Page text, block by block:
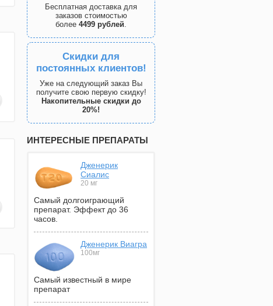
Бесплатная доставка для
заказов стоимостью
более 4499 рублей.
Скидки для
постоянных клиентов!
Уже на следующий заказ Вы
получите свою первую скидку!
Накопительные скидки до
20%!
ИНТЕРЕСНЫЕ ПРЕПАРАТЫ
Дженерик
Сиалис
20 мг
Самый долгоиграющий
препарат. Эффект до 36
часов.
Дженерик Виагра
100мг
Самый известный в мире
препарат